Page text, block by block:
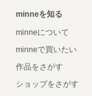
minneを知る
minneについて
minneで買いたい
作品をさがす
ショップをさがす